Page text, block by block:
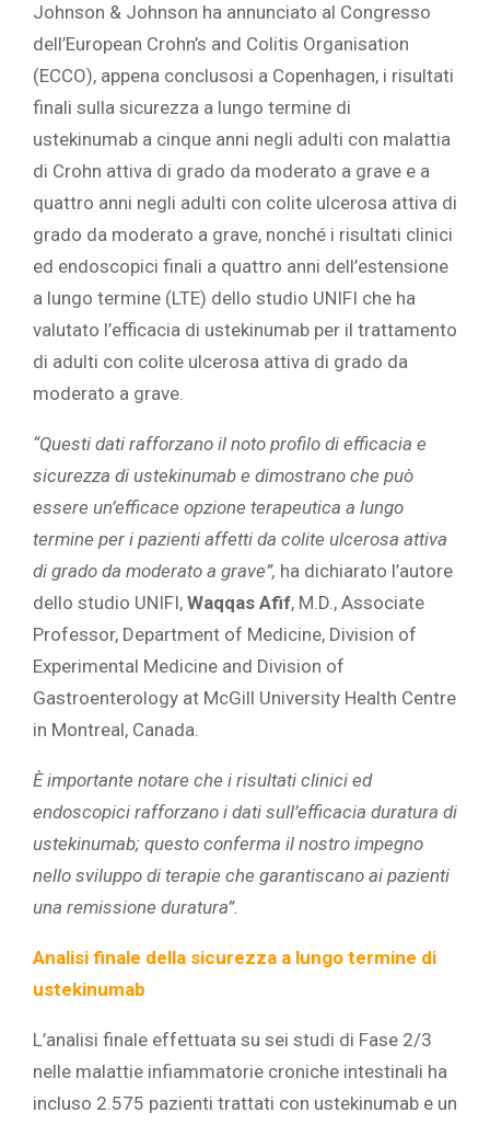
Johnson & Johnson ha annunciato al Congresso
dell’European Crohn’s and Colitis Organisation
(ECCO), appena conclusosi a Copenhagen, i risultati
finali sulla sicurezza a lungo termine di
ustekinumab a cinque anni negli adulti con malattia
di Crohn attiva di grado da moderato a grave e a
quattro anni negli adulti con colite ulcerosa attiva di
grado da moderato a grave, nonché i risultati clinici
ed endoscopici finali a quattro anni dell’estensione
a lungo termine (LTE) dello studio UNIFI che ha
valutato l’efficacia di ustekinumab per il trattamento
di adulti con colite ulcerosa attiva di grado da
moderato a grave.
“Questi dati rafforzano il noto profilo di efficacia e
sicurezza di ustekinumab e dimostrano che può
essere un’efficace opzione terapeutica a lungo
termine per i pazienti affetti da colite ulcerosa attiva
di grado da moderato a grave”, ha dichiarato l’autore
dello studio UNIFI, Waqqas Afif, M.D., Associate
Professor, Department of Medicine, Division of
Experimental Medicine and Division of
Gastroenterology at McGill University Health Centre
in Montreal, Canada.
È importante notare che i risultati clinici ed
endoscopici rafforzano i dati sull’efficacia duratura di
ustekinumab; questo conferma il nostro impegno
nello sviluppo di terapie che garantiscano ai pazienti
una remissione duratura”.
Analisi finale della sicurezza a lungo termine di
ustekinumab
L’analisi finale effettuata su sei studi di Fase 2/3
nelle malattie infiammatorie croniche intestinali ha
incluso 2.575 pazienti trattati con ustekinumab e un